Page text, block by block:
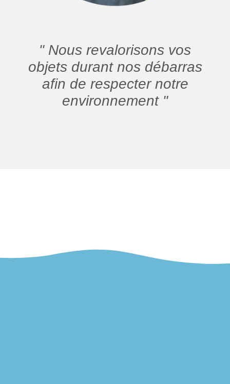
" Nous revalorisons vos
objets durant nos débarras
afin de respecter notre
environnement "